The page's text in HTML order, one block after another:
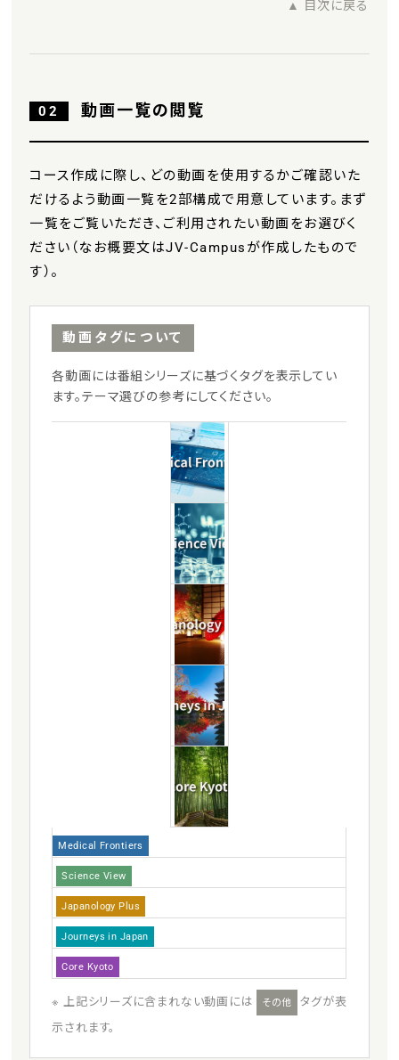
▲ 目次に戻る
02 動画一覧の閲覧
コース作成に際し、どの動画を使用するかご確認いた
だけるよう動画一覧を2部構成で用意しています。まず
一覧をご覧いただき、ご利用されたい動画をお選びく
ださい（なお概要文はJV-Campusが作成したもので
す）。
動画タグについて
各動画には番組シリーズに基づくタグを表示してい
ます。テーマ選びの参考にしてください。
Medical Frontiers
Science View
Japanology Plus
Journeys in Japan
Core Kyoto
※ 上記シリーズに含まれない動画には その他
タグが表
示されます。